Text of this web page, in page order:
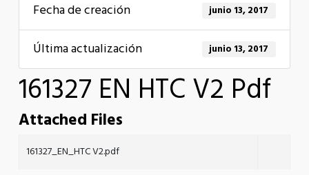
Fecha de creación junio 13, 2017
Última actualización junio 13, 2017
161327 EN HTC V2 Pdf
Attached Files
161327_EN_HTC V2.pdf